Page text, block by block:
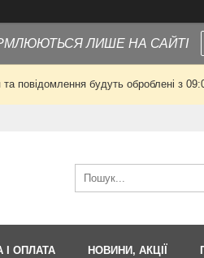
ЛИШЕ НА САЙТІ
повідомлення будуть оброблені з
І ОПЛАТА НОВИНИ, АКЦІЇ